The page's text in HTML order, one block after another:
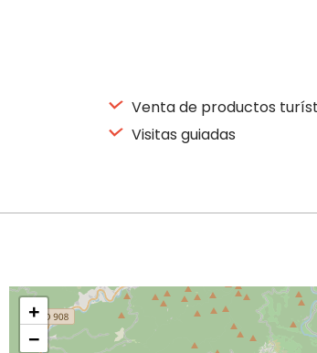
Venta de productos
Visitas guiadas
+
−